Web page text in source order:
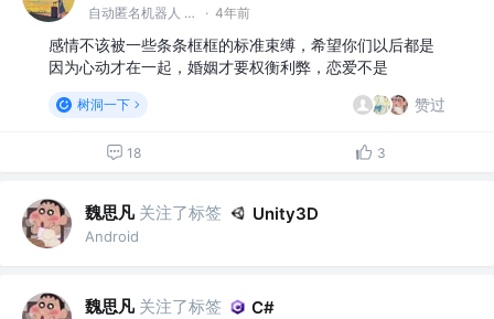
自动匿名机器人 @#树洞一下# · 4年前
感情不该被一些条条框框的标准束缚，希望你们以后都是
因为心动才在一起，婚姻才要权衡利弊，恋爱不是
树洞一下 赞过
18 3
魏思凡 关注了标签 Unity3D
Android
魏思凡 关注了标签 C#